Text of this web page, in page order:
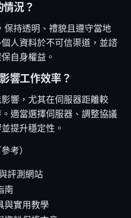
況？
保持透明、禮貌且遵守當地
人資料於不可信渠道，並諮
自身權益。
響工作效率？
響，尤其在伺服器距離較
適當選擇伺服器、調整協議
提升穩定性。
考）
評測網站
南
與實用教學